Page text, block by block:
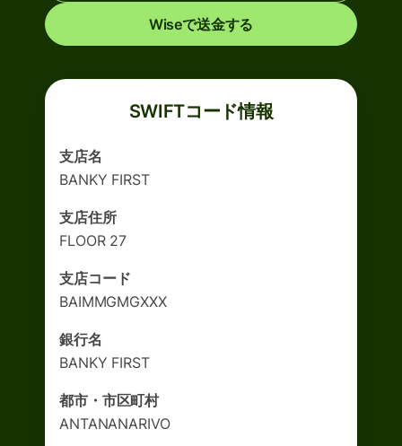
Wiseで送金する
SWIFTコード情報
支店名
BANKY FIRST
支店住所
FLOOR 27
支店コード
BAIMMGMGXXX
銀行名
BANKY FIRST
都市・市区町村
ANTANANARIVO